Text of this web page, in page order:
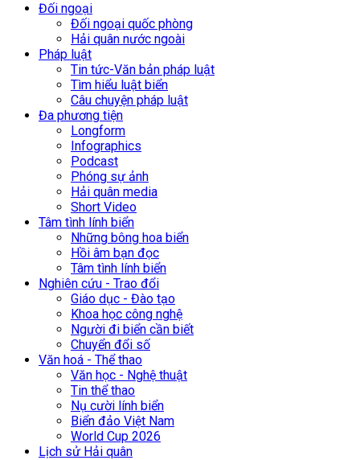
Đối ngoại
Đối ngoại quốc phòng
Hải quân nước ngoài
Pháp luật
Tin tức-Văn bản pháp luật
Tìm hiểu luật biển
Câu chuyện pháp luật
Đa phương tiện
Longform
Infographics
Podcast
Phóng sự ảnh
Hải quân media
Short Video
Tâm tình lính biển
Những bông hoa biển
Hồi âm bạn đọc
Tâm tình lính biển
Nghiên cứu - Trao đổi
Giáo dục - Đào tạo
Khoa học công nghệ
Người đi biển cần biết
Chuyển đổi số
Văn hoá - Thể thao
Văn học - Nghệ thuật
Tin thể thao
Nụ cười lính biển
Biển đảo Việt Nam
World Cup 2026
Lịch sử Hải quân